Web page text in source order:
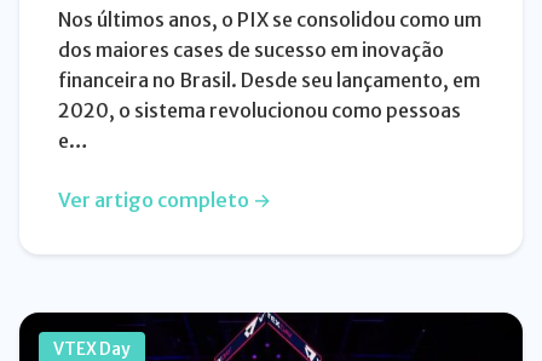
Nos últimos anos, o PIX se consolidou como um
dos maiores cases de sucesso em inovação
financeira no Brasil. Desde seu lançamento, em
2020, o sistema revolucionou como pessoas
e…
Ver artigo completo →
VTEX Day